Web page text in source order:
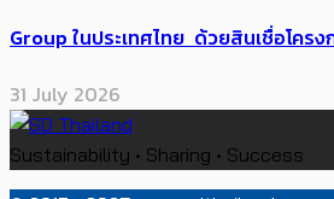
Group ในประเทศไทย ด้วยสินเชื่อโครง
31 July 2026
Sustainability • Sharing • Success